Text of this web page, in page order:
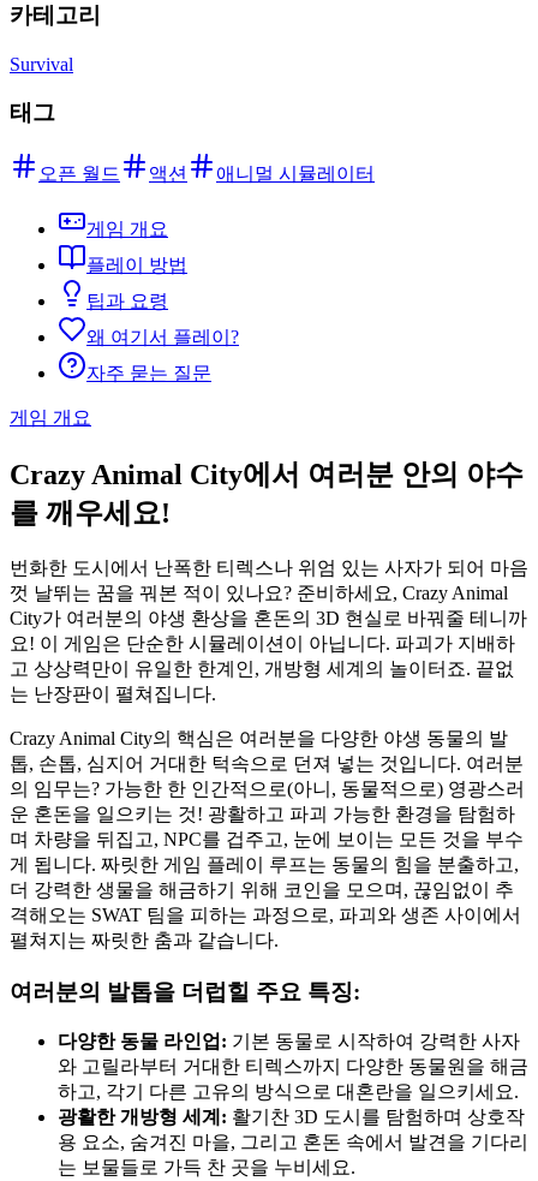
카테고리
Survival
태그
오픈 월드 액션 애니멀 시뮬레이터
게임 개요
플레이 방법
팁과 요령
왜 여기서 플레이?
자주 묻는 질문
게임 개요
Crazy Animal City에서 여러분 안의 야수
를 깨우세요!
번화한 도시에서 난폭한 티렉스나 위엄 있는 사자가 되어 마음
껏 날뛰는 꿈을 꿔본 적이 있나요? 준비하세요, Crazy Animal
City가 여러분의 야생 환상을 혼돈의 3D 현실로 바꿔줄 테니까
요! 이 게임은 단순한 시뮬레이션이 아닙니다. 파괴가 지배하
고 상상력만이 유일한 한계인, 개방형 세계의 놀이터죠. 끝없
는 난장판이 펼쳐집니다.
Crazy Animal City의 핵심은 여러분을 다양한 야생 동물의 발
톱, 손톱, 심지어 거대한 턱속으로 던져 넣는 것입니다. 여러분
의 임무는? 가능한 한 인간적으로(아니, 동물적으로) 영광스러
운 혼돈을 일으키는 것! 광활하고 파괴 가능한 환경을 탐험하
며 차량을 뒤집고, NPC를 겁주고, 눈에 보이는 모든 것을 부수
게 됩니다. 짜릿한 게임 플레이 루프는 동물의 힘을 분출하고,
더 강력한 생물을 해금하기 위해 코인을 모으며, 끊임없이 추
격해오는 SWAT 팀을 피하는 과정으로, 파괴와 생존 사이에서
펼쳐지는 짜릿한 춤과 같습니다.
여러분의 발톱을 더럽힐 주요 특징:
다양한 동물 라인업: 기본 동물로 시작하여 강력한 사자
와 고릴라부터 거대한 티렉스까지 다양한 동물원을 해금
하고, 각기 다른 고유의 방식으로 대혼란을 일으키세요.
광활한 개방형 세계: 활기찬 3D 도시를 탐험하며 상호작
용 요소, 숨겨진 마을, 그리고 혼돈 속에서 발견을 기다리
는 보물들로 가득 찬 곳을 누비세요.